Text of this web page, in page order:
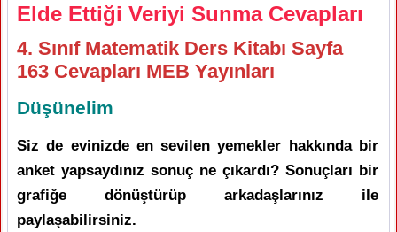
Elde Ettiği Veriyi Sunma Cevapları
4. Sınıf Matematik Ders Kitabı Sayfa
163 Cevapları MEB Yayınları
Düşünelim
Siz de evinizde en sevilen yemekler hakkında bir
anket yapsaydınız sonuç ne çıkardı? Sonuçları bir
grafiğe dönüştürüp arkadaşlarınız ile
paylaşabilirsiniz.